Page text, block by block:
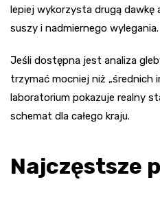
lepiej wykorzysta drugą dawkę
suszy i nadmiernego wylegania.
Jeśli dostępna jest analiza
trzymać mocniej niż „średnich
laboratorium pokazuje realny
schemat dla całego kraju.
Najczęstsze